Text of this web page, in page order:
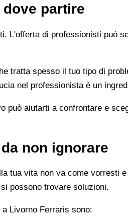
partire
L'offerta di professionisti può
tratta spesso il tuo tipo di
nel professionista è un
aiutarti a confrontare e
non ignorare
tua vita non va come vorresti
possono trovare soluzioni.
Livorno Ferraris sono: